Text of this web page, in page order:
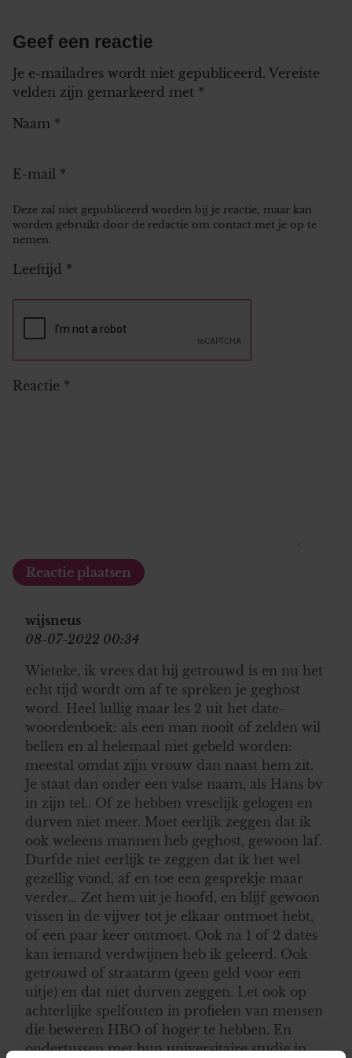
Geef een reactie
Je e-mailadres wordt niet gepubliceerd. Vereiste
velden zijn gemarkeerd met *
Naam *
E-mail *
Deze zal niet gepubliceerd worden bij je reactie, maar kan
worden gebruikt door de redactie om contact met je op te
nemen.
Leeftijd *
Reactie *
wijsneus
08-07-2022 00:34
Wieteke, ik vrees dat hij getrouwd is en nu het
echt tijd wordt om af te spreken je geghost
word. Heel lullig maar les 2 uit het date-
woordenboek: als een man nooit of zelden wil
bellen en al helemaal niet gebeld worden:
meestal omdat zijn vrouw dan naast hem zit.
Je staat dan onder een valse naam, als Hans bv
in zijn tel.. Of ze hebben vreselijk gelogen en
durven niet meer. Moet eerlijk zeggen dat ik
ook weleens mannen heb geghost, gewoon laf.
Durfde niet eerlijk te zeggen dat ik het wel
gezellig vond, af en toe een gesprekje maar
verder... Zet hem uit je hoofd, en blijf gewoon
vissen in de vijver tot je elkaar ontmoet hebt,
of een paar keer ontmoet. Ook na 1 of 2 dates
kan iemand verdwijnen heb ik geleerd. Ook
getrouwd of straatarm (geen geld voor een
uitje) en dat niet durven zeggen. Let ook op
achterlijke spelfouten in profielen van mensen
die beweren HBO of hoger te hebben. En
ondertussen met hun universitaire studie in